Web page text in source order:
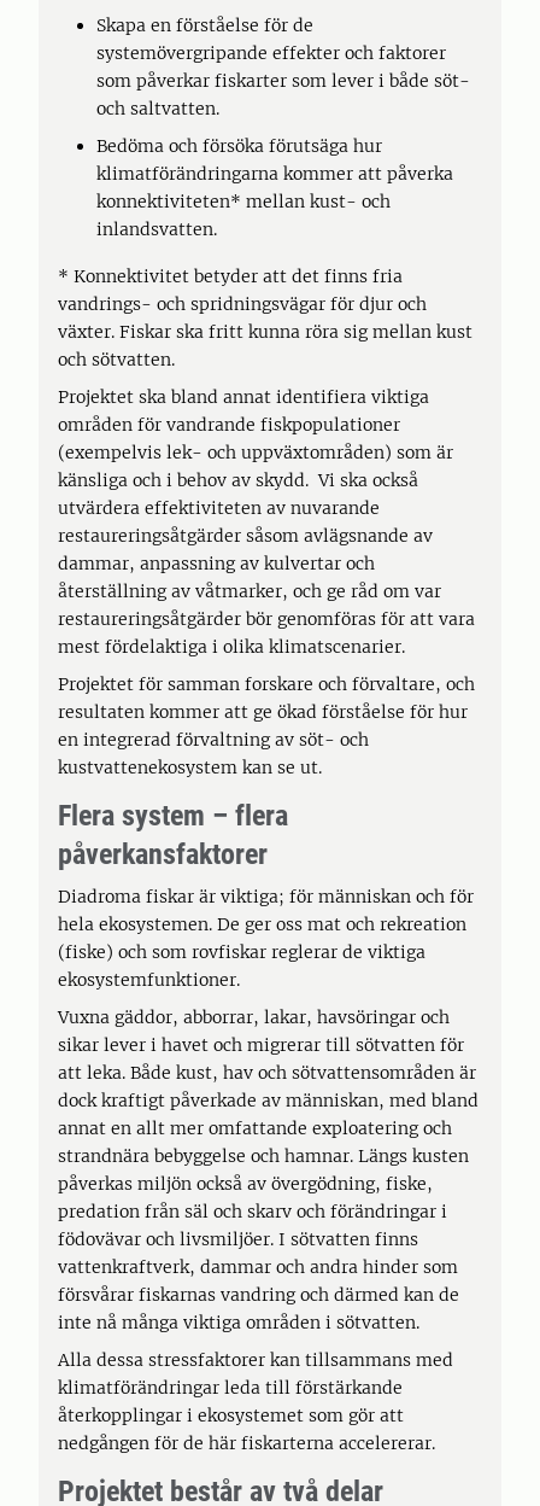
Skapa en förståelse för de
systemövergripande effekter och faktorer
som påverkar fiskarter som lever i både söt-
och saltvatten.
Bedöma och försöka förutsäga hur
klimatförändringarna kommer att påverka
konnektiviteten* mellan kust- och
inlandsvatten.
* Konnektivitet betyder att det finns fria
vandrings- och spridningsvägar för djur och
växter. Fiskar ska fritt kunna röra sig mellan kust
och sötvatten.
Projektet ska bland annat identifiera viktiga
områden för vandrande fiskpopulationer
(exempelvis lek- och uppväxtområden) som är
känsliga och i behov av skydd. Vi ska också
utvärdera effektiviteten av nuvarande
restaureringsåtgärder såsom avlägsnande av
dammar, anpassning av kulvertar och
återställning av våtmarker, och ge råd om var
restaureringsåtgärder bör genomföras för att vara
mest fördelaktiga i olika klimatscenarier.
Projektet för samman forskare och förvaltare, och
resultaten kommer att ge ökad förståelse för hur
en integrerad förvaltning av söt- och
kustvattenekosystem kan se ut.
Flera system – flera
påverkansfaktorer
Diadroma fiskar är viktiga; för människan och för
hela ekosystemen. De ger oss mat och rekreation
(fiske) och som rovfiskar reglerar de viktiga
ekosystemfunktioner.
Vuxna gäddor, abborrar, lakar, havsöringar och
sikar lever i havet och migrerar till sötvatten för
att leka. Både kust, hav och sötvattensområden är
dock kraftigt påverkade av människan, med bland
annat en allt mer omfattande exploatering och
strandnära bebyggelse och hamnar. Längs kusten
påverkas miljön också av övergödning, fiske,
predation från säl och skarv och förändringar i
födovävar och livsmiljöer. I sötvatten finns
vattenkraftverk, dammar och andra hinder som
försvårar fiskarnas vandring och därmed kan de
inte nå många viktiga områden i sötvatten.
Alla dessa stressfaktorer kan tillsammans med
klimatförändringar leda till förstärkande
återkopplingar i ekosystemet som gör att
nedgången för de här fiskarterna accelererar.
Projektet består av två delar